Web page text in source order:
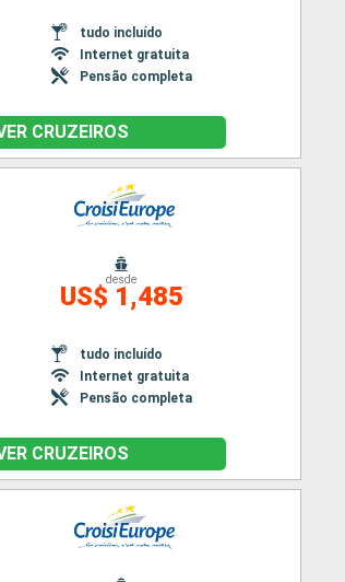
tudo incluído
Internet gratuita
Pensão completa
CRUZEIROS
desde
US$ 1,485
tudo incluído
Internet gratuita
Pensão completa
CRUZEIROS